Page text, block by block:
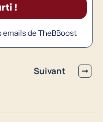
!
de TheBBoost
Suivant